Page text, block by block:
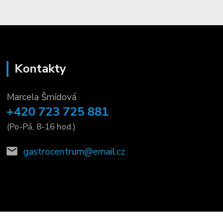
Kontakty
Marcela Šmídová
+420 723 725 881
(Po-Pá, 8-16 hod.)
gastrocentrum@email.cz